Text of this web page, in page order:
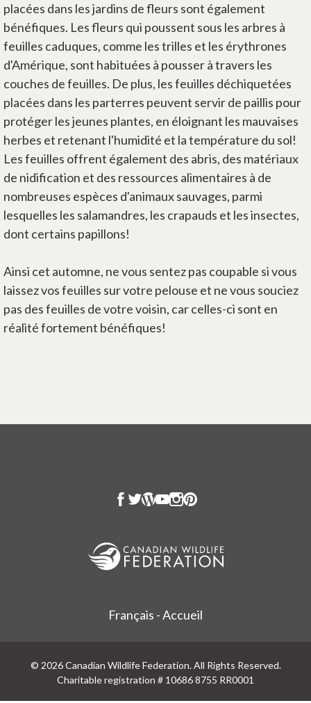
placées dans les jardins de fleurs sont également
bénéfiques. Les fleurs qui poussent sous les arbres à
feuilles caduques, comme les trilles et les érythrones
d'Amérique, sont habituées à pousser à travers les
couches de feuilles. De plus, les feuilles déchiquetées
placées dans les parterres peuvent servir de paillis pour
protéger les jeunes plantes, en éloignant les mauvaises
herbes et retenant l'humidité et la température du sol!
Les feuilles offrent également des abris, des matériaux
de nidification et des ressources alimentaires à de
nombreuses espèces d'animaux sauvages, parmi
lesquelles les salamandres, les crapauds et les insectes,
dont certains papillons!
Ainsi cet automne, ne vous sentez pas coupable si vous
laissez vos feuilles sur votre pelouse et ne vous souciez
pas des feuilles de votre voisin, car celles-ci sont en
réalité fortement bénéfiques!
Français - Accueil
© 2026 Canadian Wildlife Federation. All Rights Reserved.
Charitable registration # 10686 8755 RR0001